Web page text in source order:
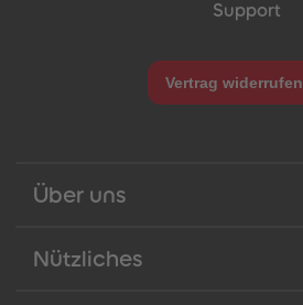
Support
Vertrag widerrufen
Über uns
Nützliches